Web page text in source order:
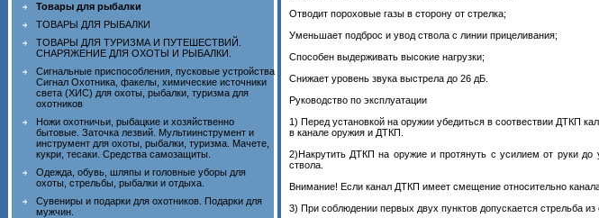
Товары для рыбалки
ТОВАРЫ ДЛЯ РЫБАЛКИ
ТОВАРЫ ДЛЯ ТУРИЗМА И ПУТЕШЕСТВИЙ.
СНАРЯЖЕНИЕ ДЛЯ ОХОТЫ И РЫБАЛКИ.
Сигнальные приспособления, пусковые устройства
Сигнал Охотника, факелы, химические источники
света (ХИС) для охоты, рыбалки, туризма для
охотников
Ножи охотничьи, рыбацкие и хозяйственно
бытовые. Заточка лезвий. Мультиинструмент и
инструмент для охоты, рыбалки, туризма. Мачете,
кукри, тесаки. Средства самозащиты.
Одежда, обувь, шляпы и головные уборы для
охоты, стрельбы, рыбалки и отдыха.
Сувениры и подарки для охотников. Подарки для
мужчин.
Отводит пороховые газы в сторону от стрелка;
Уменьшает подброс и увод ствола с линии прицеливания;
Способен выдерживать высокие нагрузки;
Снижает уровень звука выстрела до 26 дБ.
Руководство по эксплуатации
1) Перед установкой на оружии убедиться в соотвествии ДТКП
в канале оружия и ДТКП.
2)Накрутить ДТКП на оружие и протянуть с усилием от руки
ствола.
Внимание! Если канал ДТКП имеет смещение относительно
3) При соблюдении первых двух пунктов допускается стрельба